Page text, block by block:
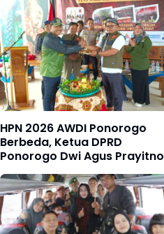
HPN 2026 AWDI Ponorogo
Berbeda, Ketua DPRD
Ponorogo Dwi Agus Prayitno
SH, MSi Berikan Apresiasi